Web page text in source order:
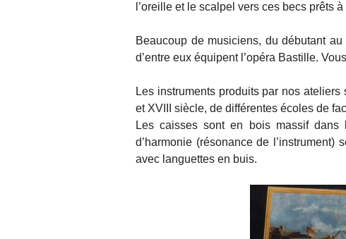
l’oreille et le scalpel vers ces becs prêts
Beaucoup de musiciens, du débutant
d’entre eux équipent l’opéra Bastille.
Les instruments produits par nos ateliers
et XVIII siècle, de différentes écoles de
Les caisses sont en bois massif dans
d’harmonie (résonance de
avec languettes en buis.